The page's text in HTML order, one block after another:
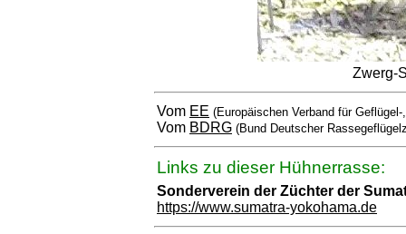
Zwerg-
Vom EE (Europäischen Verband für
Vom BDRG (Bund Deutscher
Links zu dieser Hühnerrasse:
Sonderverein der Züchter der
https://www.sumatra-yokohama.de